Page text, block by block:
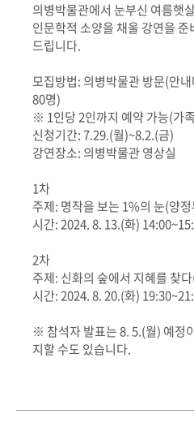
의병박물관에서 눈부신 여름햇
인문학적 소양을 채울 강연을
드립니다.
모집방법: 의병박물관 방문(안
80명)
※ 1인당 2인까지 예약 가능(가
신청기간: 7.29.(월)~8.2.(금)
강연장소: 의병박물관 영상실
1차
주제: 명작을 보는 1%의 눈(양
시간: 2024. 8. 13.(화)
2차
주제: 신화의 숲에서 지혜를 찾
시간: 2024. 8. 20.(화)
※ 참석자 발표는 8. 5.(월) 예정
지할 수도 있습니다.